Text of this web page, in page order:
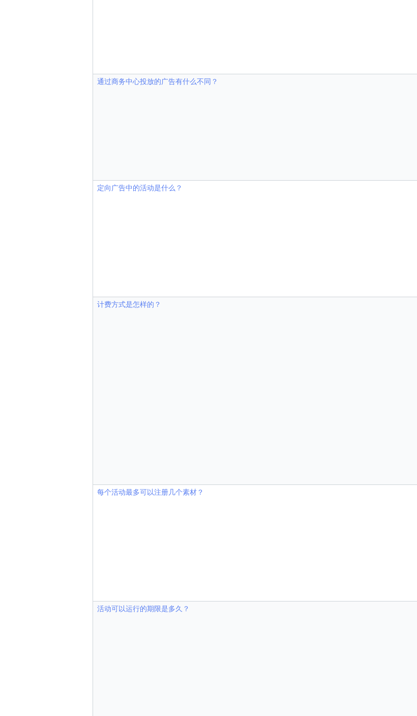
通过商务中心投放的广告有什么不同？
定向广告中的活动是什么？
计费方式是怎样的？
每个活动最多可以注册几个素材？
活动可以运行的期限是多久？